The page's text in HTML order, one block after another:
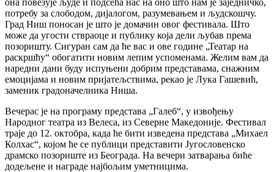
потребу за слободом, дијалогом, разумевањем и људскошчу.
Град Ниш поносан је што је домачин овог фестивала. Што
може да угости ствраоце и публику која дели љубав према
позоришту. Сигуран сам да ће вас и ове године „Театар на
раскршћу“ обогатити новим лепим успоменама. Желим вам да
наредни дани буду испуњени добрим представама, снажним
емоцијама и новим пријатељствима, рекао је Лука Гашевић,
заменик градоначелника Ниша.
Вечерас је на програму представа „Галеб“, у извођењу
Народног театра из Велеса, из Северне Македоније. Фестивал
траје до 12. октобра, када ће бити изведена представа „Михаел
Колхас“, којом ће се публици представити Југословенско
драмско позориште из Београда. На вечери затварања биће
додељене и награде најбољим уметницима.